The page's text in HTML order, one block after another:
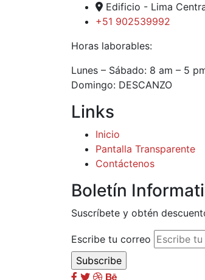
Edificio - Lima
+51 902539992
Horas laborables:
Lunes – Sábado: 8 am – 5
Domingo: DESCANZO
Links
Inicio
Pantalla Transparente
Contáctenos
Boletín
Suscríbete y obtén
Escribe tu correo